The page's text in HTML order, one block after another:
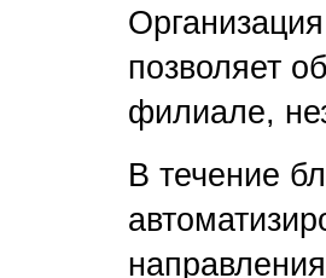
позволяет
филиале,
В течение